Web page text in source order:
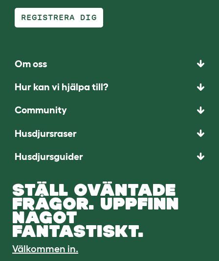
REGISTRERA DIG
Om oss
Hur kan vi hjälpa till?
Community
Husdjursraser
Husdjursguider
STÄLL OVÄNTADE
FRÅGOR. UPPFINN
NÅGOT
FANTASTISKT.
Välkommen in.